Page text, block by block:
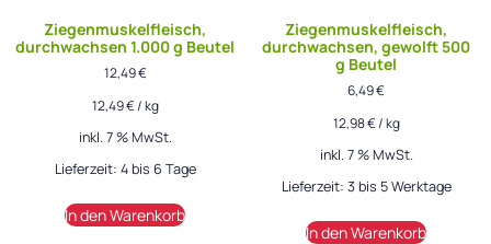
Ziegenmuskelfleisch,
durchwachsen 1.000 g Beutel
12,49€
12,49€/kg
inkl. 7 % MwSt.
Lieferzeit: 4 bis 6 Tage
In den Warenkorb
Ziegenmuskelfleisch,
durchwachsen, gewolft 500
g Beutel
6,49€
12,98€/kg
inkl. 7 % MwSt.
Lieferzeit: 3 bis 5 Werktage
In den Warenkorb